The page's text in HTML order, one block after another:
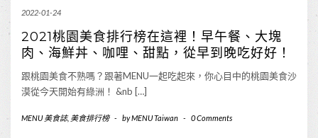
2022-01-24
2021桃園美食排行榜在這裡！早午餐、大塊
肉、海鮮丼、咖哩、甜點，從早到晚吃好好！
跟桃園美食不熟嗎？跟著MENU一起吃起來，你心目中的桃園美食沙
漠從今天開始有綠洲！ &nb […]
MENU 美食誌, 美食排行榜 - byMENU Taiwan - 0 Comments